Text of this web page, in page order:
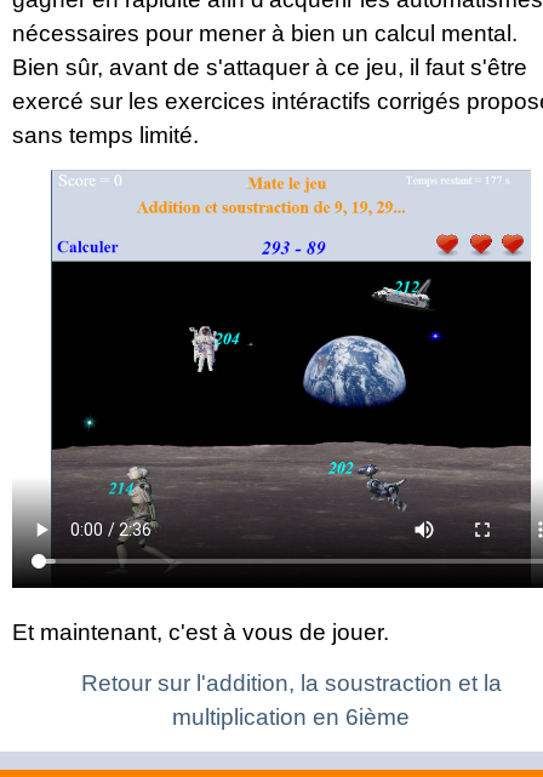
nécessaires pour mener à bien un calcul mental.
Bien sûr, avant de s'attaquer à ce jeu, il faut s'être
exercé sur les exercices intéractifs corrigés
sans temps limité.
Et maintenant, c'est à vous de jouer.
Retour sur l'addition, la soustraction et la
multiplication en 6ième